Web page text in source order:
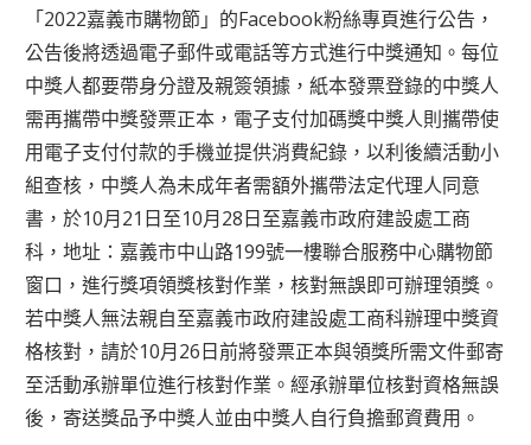
「2022嘉義市購物節」的Facebook粉絲專頁進行公告，
公告後將透過電子郵件或電話等方式進行中獎通知。每位
中獎人都要帶身分證及親簽領據，紙本發票登錄的中獎人
需再攜帶中獎發票正本，電子支付加碼獎中獎人則攜帶使
用電子支付付款的手機並提供消費紀錄，以利後續活動小
組查核，中獎人為未成年者需額外攜帶法定代理人同意
書，於10月21日至10月28日至嘉義市政府建設處工商
科，地址：嘉義市中山路199號一樓聯合服務中心購物節
窗口，進行獎項領獎核對作業，核對無誤即可辦理領獎。
若中獎人無法親自至嘉義市政府建設處工商科辦理中獎資
格核對，請於10月26日前將發票正本與領獎所需文件郵寄
至活動承辦單位進行核對作業。經承辦單位核對資格無誤
後，寄送獎品予中獎人並由中獎人自行負擔郵資費用。